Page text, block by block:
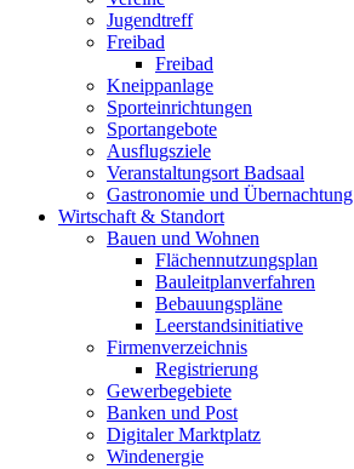
Jugendtreff
Freibad
Freibad
Kneippanlage
Sporteinrichtungen
Sportangebote
Ausflugsziele
Veranstaltungsort Badsaal
Gastronomie und Übernachtung
Wirtschaft & Standort
Bauen und Wohnen
Flächennutzungsplan
Bauleitplanverfahren
Bebauungspläne
Leerstandsinitiative
Firmenverzeichnis
Registrierung
Gewerbegebiete
Banken und Post
Digitaler Marktplatz
Windenergie